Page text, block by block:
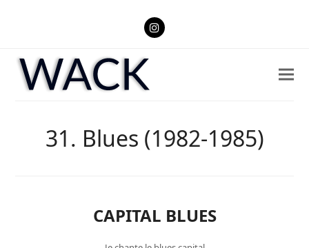
Instagram
31. Blues (1982-1985)
CAPITAL BLUES